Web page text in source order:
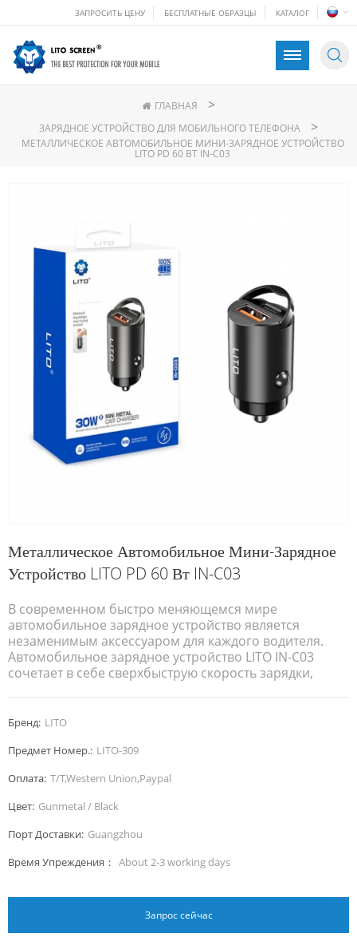
ЗАПРОСИТЬ ЦЕНУ БЕСПЛАТНЫЕ ОБРАЗЦЫ КАТАЛОГ
ГЛАВНАЯ >
ЗАРЯДНОЕ УСТРОЙСТВО ДЛЯ МОБИЛЬНОГО ТЕЛЕФОНА >
МЕТАЛЛИЧЕСКОЕ АВТОМОБИЛЬНОЕ МИНИ-ЗАРЯДНОЕ УСТРОЙСТВО
LITO PD 60 ВТ IN-C03
Металлическое Автомобильное Мини-Зарядное
Устройство LITO PD 60 Вт IN-C03
В современном быстро меняющемся мире
автомобильное зарядное устройство является
незаменимым аксессуаром для каждого водителя.
Автомобильное зарядное устройство LITO IN-C03
сочетает в себе сверхбыструю скорость зарядки,
Собираетесь ли вы в длительную поездку или просто
готовы к работе, удовлетворяя все ваши потребности
Бренд: LITO
Предмет Номер.: LITO-309
Оплата: T/T,Western Union,Paypal
Цвет: Gunmetal / Black
Порт Доставки: Guangzhou
Время Упреждения： About 2-3 working days
Запрос сейчас